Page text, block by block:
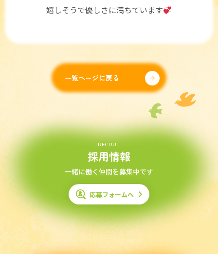
嬉しそうで優しさに満ちています
一覧ページに戻る
RECRUIT
採用情報
一緒に働く仲間を募集中です
応募フォームへ